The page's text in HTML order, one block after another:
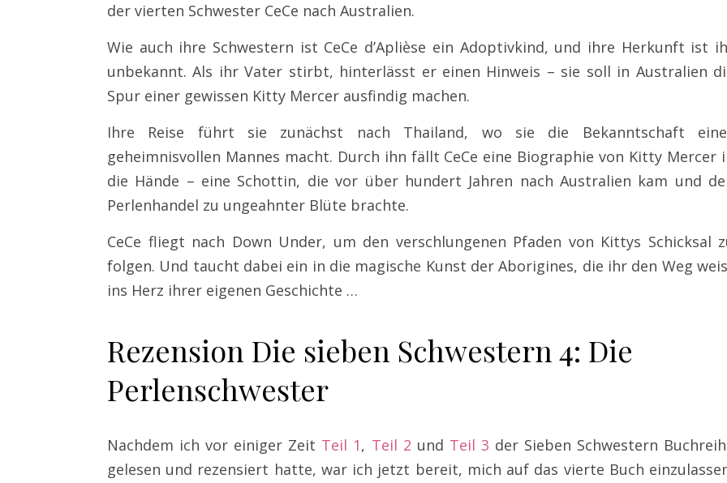
der vierten Schwester CeCe nach Australien.
Wie auch ihre Schwestern ist CeCe d’Aplièse ein Adoptivkind, und ihre Herkunft ist
unbekannt. Als ihr Vater stirbt, hinterlässt er einen Hinweis – sie soll in Australien
Spur einer gewissen Kitty Mercer ausfindig machen.
Ihre Reise führt sie zunächst nach Thailand, wo sie die Bekanntschaft
geheimnisvollen Mannes macht. Durch ihn fällt CeCe eine Biographie von Kitty Mercer
die Hände – eine Schottin, die vor über hundert Jahren nach Australien kam und
Perlenhandel zu ungeahnter Blüte brachte.
CeCe fliegt nach Down Under, um den verschlungenen Pfaden von Kittys Schicksal
folgen. Und taucht dabei ein in die magische Kunst der Aborigines, die ihr den Weg
ins Herz ihrer eigenen Geschichte …
Rezension Die sieben Schwestern 4: Die
Perlenschwester
Nachdem ich vor einiger Zeit Teil 1, Teil 2 und Teil 3 der Sieben Schwestern
gelesen und rezensiert hatte, war ich jetzt bereit, mich auf das vierte Buch